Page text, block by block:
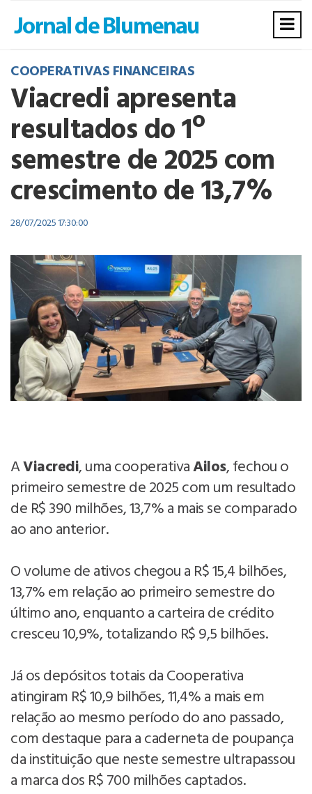
COOPERATIVAS FINANCEIRAS
Viacredi apresenta
resultados do 1º
semestre de 2025 com
crescimento de 13,7%
28/07/2025 17:30:00
AViacredi, uma cooperativaAilos, fechou o
primeiro semestre de 2025 com um resultado
de R$ 390 milhões, 13,7% a mais se comparado
ao ano anterior.
O volume de ativos chegou a R$ 15,4 bilhões,
13,7% em relação ao primeiro semestre do
último ano, enquanto a carteira de crédito
cresceu 10,9%, totalizando R$ 9,5 bilhões.
Já os depósitos totais da Cooperativa
atingiram R$ 10,9 bilhões, 11,4% a mais em
relação ao mesmo período do ano passado,
com destaque para a caderneta de poupança
da instituição que neste semestre ultrapassou
a marca dos R$ 700 milhões captados.